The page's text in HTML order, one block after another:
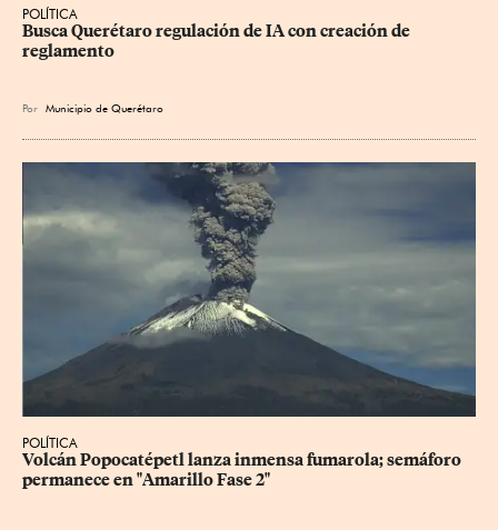
POLÍTICA
Busca Querétaro regulación de IA con creación de
reglamento
Por Municipio de Querétaro
POLÍTICA
Volcán Popocatépetl lanza inmensa fumarola; semáforo
permanece en "Amarillo Fase 2"